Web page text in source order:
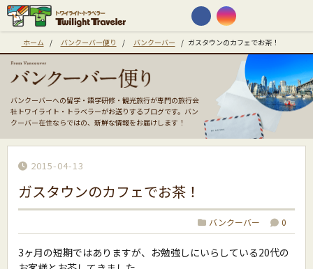
ホーム / バンクーバー便り / バンクーバー / ガスタウンのカフェでお茶！
バンクーバーへの留学・語学研修・観光旅行が専門の旅行会
社トワイライト・トラベラーがお送りするブログです。バン
クーバー在住ならではの、新鮮な情報をお届けします！
2015-04-13
ガスタウンのカフェでお茶！
バンクーバー 0
3ヶ月の短期ではありますが、お勉強しにいらしている20代の